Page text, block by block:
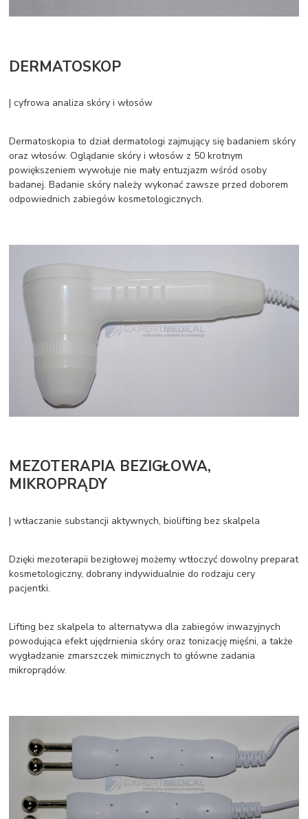
DERMATOSKOP
| cyfrowa analiza skóry i włosów
Dermatoskopia to dział dermatologi zajmujący się badaniem skóry
oraz włosów. Oglądanie skóry i włosów z 50 krotnym
powiększeniem wywołuje nie mały entuzjazm wśród osoby
badanej. Badanie skóry należy wykonać zawsze przed doborem
odpowiednich zabiegów kosmetologicznych.
MEZOTERAPIA BEZIGŁOWA,
MIKROPRĄDY
| wtłaczanie substancji aktywnych, biolifting bez skalpela
Dzięki mezoterapii bezigłowej możemy wtłoczyć dowolny preparat
kosmetologiczny, dobrany indywidualnie do rodzaju cery
pacjentki.
Lifting bez skalpela to alternatywa dla zabiegów inwazyjnych
powodująca efekt ujędrnienia skóry oraz tonizację mięśni, a także
wygładzanie zmarszczek mimicznych to główne zadania
mikroprądów.